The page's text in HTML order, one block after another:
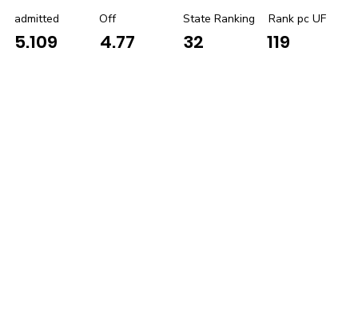
admitted
5.109
Off
4.77
State Ranking
32
Rank pc UF
119